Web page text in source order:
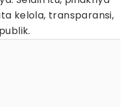
kelola, transparansi,